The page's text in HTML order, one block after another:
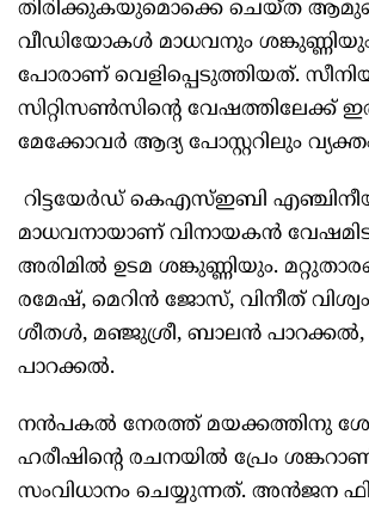
തിരിക്കുകയുമൊക്കെ ചെയ്ത
വീഡിയോകൾ മാധവനും
പോരാണ് വെളിപ്പെടുത്തിയത്.
സിറ്റിസൺസിന്റെ വേഷത്തിലേക്ക്
മേക്കോവർ ആദ്യ പോസ്റ്ററിലും
റിട്ടയേർഡ് കെഎസ്ഇബി
മാധവനായാണ് വിനായകൻ
അരിമിൽ ഉടമ ശങ്കുണ്ണിയും.
രമേഷ്, മെറിൻ ജോസ്, വിനീത്
ശീതൾ, മഞ്ജുശ്രീ, ബാലൻ
പാറക്കൽ.
നൻപകൽ നേരത്ത് മയക്കത്തിനു
ഹരീഷിന്റെ രചനയിൽ പ്രേം
സംവിധാനം ചെയ്യുന്നത്. അൻജന